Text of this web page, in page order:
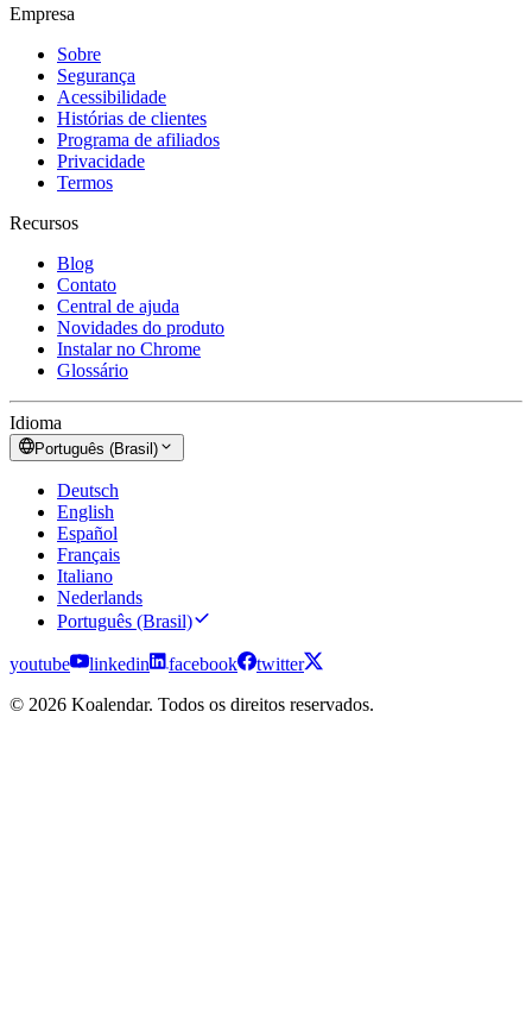
Empresa
Sobre
Segurança
Acessibilidade
Histórias de clientes
Programa de afiliados
Privacidade
Termos
Recursos
Blog
Contato
Central de ajuda
Novidades do produto
Instalar no Chrome
Glossário
Idioma
Português (Brasil)
Deutsch
English
Español
Français
Italiano
Nederlands
Português (Brasil)
youtube linkedin facebook
twitter
© 2026 Koalendar. Todos os direitos reservados.